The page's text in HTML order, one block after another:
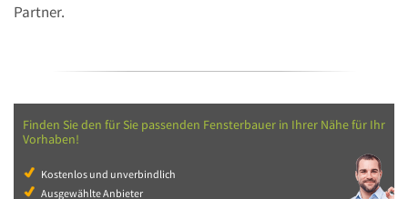
Partner.
Finden Sie den für Sie passenden Fensterbauer in Ihrer Nähe für Ihr
Vorhaben!
Kostenlos und unverbindlich
Ausgewählte Anbieter